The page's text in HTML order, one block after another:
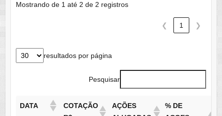
Mostrando de 1 até 2 de 2 registros
❮ 1 ❯
resultados por página
Pesquisar
DATA
COTAÇÃO
AÇÕES
% DE